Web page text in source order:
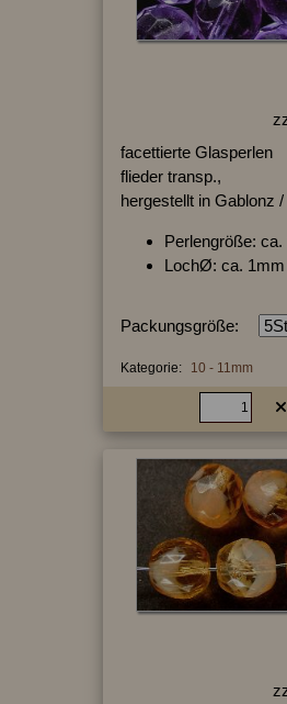
facettierte Glasperlen
flieder transp.,
hergestellt in Gablonz
Perlengröße:
LochØ: ca. 1mm
Packungsgröße:
Kategorie: 10 - 11mm